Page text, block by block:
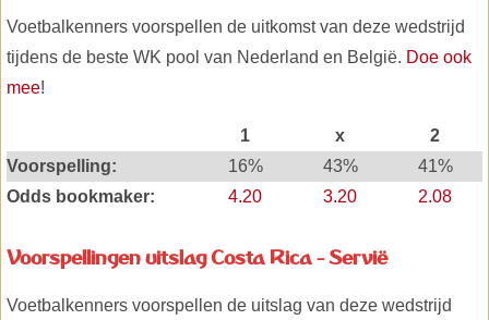
Voetbalkenners voorspellen de uitkomst van deze wedstrijd
tijdens de beste WK pool van Nederland en België. Doe ook
mee!
1 x
2
Voorspelling:
16% 43%
41%
Odds bookmaker:
4.20 3.20 2.08
Voorspellingen uitslag Costa Rica - Servië
Voetbalkenners voorspellen de uitslag van deze wedstrijd